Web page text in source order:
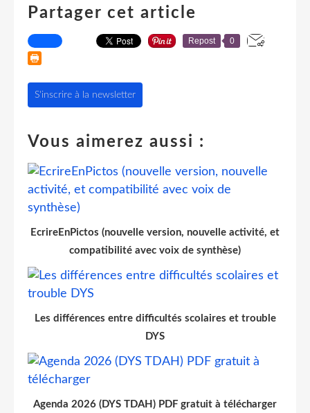
Partager cet article
Repost 0
S'inscrire à la newsletter
Vous aimerez aussi :
EcrireEnPictos (nouvelle version, nouvelle activité, et
compatibilité avec voix de synthèse)
Les différences entre difficultés scolaires et trouble
DYS
Agenda 2026 (DYS TDAH) PDF gratuit à télécharger